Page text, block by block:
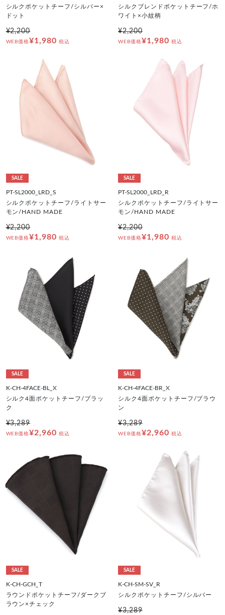
シルクポケットチーフ/シルバー×
ドット
¥2,200
WEB価格¥1,980 税込
シルクブレンドポケットチーフ/ホ
ワイト×小紋柄
¥2,200
WEB価格¥1,980 税込
SALE
PT-SL2000_LRD_S
シルクポケットチーフ/ライトサー
モン/HAND MADE
¥2,200
WEB価格¥1,980 税込
SALE
PT-SL2000_LRD_R
シルクポケットチーフ/ライトサー
モン/HAND MADE
¥2,200
WEB価格¥1,980 税込
SALE
K-CH-4FACE-BL_X
シルク4面ポケットチーフ/ブラッ
ク
¥3,289
WEB価格¥2,960 税込
SALE
K-CH-4FACE-BR_X
シルク4面ポケットチーフ/ブラウ
ン
¥3,289
WEB価格¥2,960 税込
SALE
K-CH-GCH_T
ラウンドポケットチーフ/ダークブ
ラウン×チェック
SALE
K-CH-SM-SV_R
シルクポケットチーフ/シルバー
¥3,289